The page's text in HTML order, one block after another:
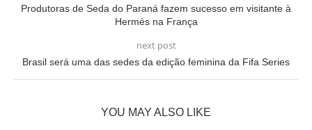
Produtoras de Seda do Paraná fazem sucesso em visitante à
Hermès na França
next post
Brasil será uma das sedes da edição feminina da Fifa Series
YOU MAY ALSO LIKE